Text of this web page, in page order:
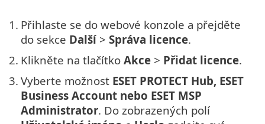
1. Přihlaste se do webové konzole a přejděte
do sekce Další> Správa licence.
2. Klikněte na tlačítko Akce > Přidat licence.
3. Vyberte možnost ESET PROTECT Hub, ESET
Business Account nebo ESET MSP
Administrator. Do zobrazených polí